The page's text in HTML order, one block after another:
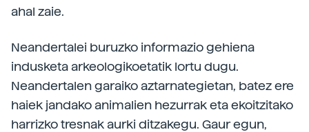
ahal zaie.
Neandertalei buruzko informazio gehiena
indusketa arkeologikoetatik lortu dugu.
Neandertalen garaiko aztarnategietan, batez ere
haiek jandako animalien hezurrak eta ekoitzitako
harrizko tresnak aurki ditzakegu. Gaur egun,